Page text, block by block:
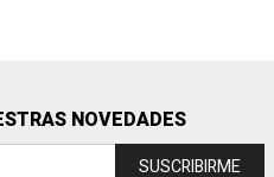
NOVEDADES
SUSCRIBIRME